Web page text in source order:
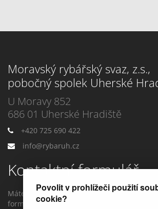
Povolit v prohlížeči použití
cookie?
Moravský rybářský svaz, z.s.,
pobočný spolek Uherské
U Moravy 852
686 01 Uherské Hradiště
+420 725 690 422
info@rybaruh.cz
Kontaktní formulář
Máte dotaz? Můžete nám napstat
formuláře.